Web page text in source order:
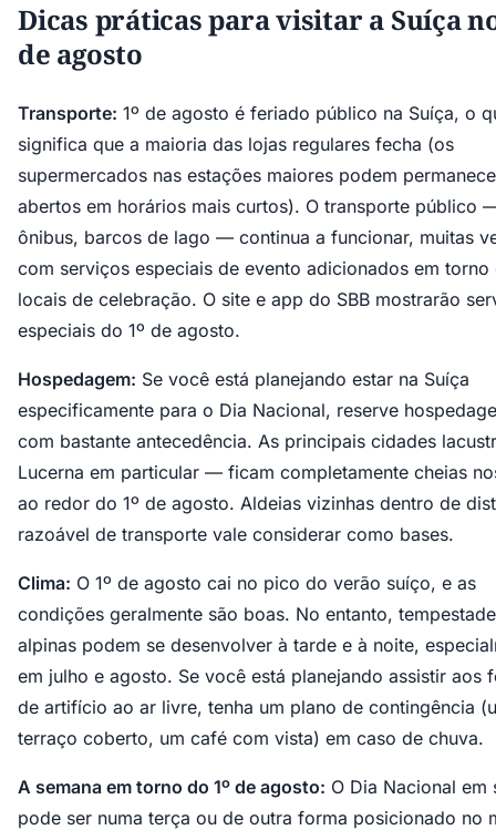
Dicas práticas para visitar a Suíça
de agosto
Transporte: 1º de agosto é feriado público na Suíça, o
significa que a maioria das lojas regulares fecha (os
supermercados nas estações maiores podem
abertos em horários mais curtos). O transporte público
ônibus, barcos de lago — continua a funcionar, muitas
com serviços especiais de evento adicionados em torno
locais de celebração. O site e app do SBB mostrarão
especiais do 1º de agosto.
Hospedagem: Se você está planejando estar na Suíça
especificamente para o Dia Nacional, reserve
com bastante antecedência. As principais cidades
Lucerna em particular — ficam completamente cheias
ao redor do 1º de agosto. Aldeias vizinhas dentro de
razoável de transporte vale considerar como bases.
Clima: O 1º de agosto cai no pico do verão suíço, e as
condições geralmente são boas. No entanto,
alpinas podem se desenvolver à tarde e à noite,
em julho e agosto. Se você está planejando assistir aos
de artifício ao ar livre, tenha um plano de contingência
terraço coberto, um café com vista) em caso de chuva.
A semana em torno do 1º de agosto: O Dia Nacional em
pode ser numa terça ou de outra forma posicionado no